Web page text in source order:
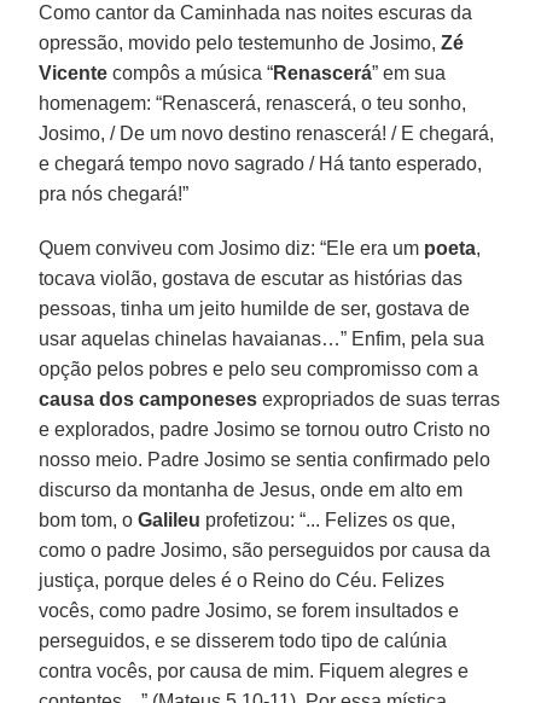
Como cantor da Caminhada nas noites escuras da
opressão, movido pelo testemunho de Josimo,Zé
Vicente compôs a música “Renascerá” em sua
homenagem: “Renascerá, renascerá, o teu sonho,
Josimo, / De um novo destino renascerá! / E chegará,
e chegará tempo novo sagrado / Há tanto esperado,
pra nós chegará!”
Quem conviveu com Josimo diz: “Ele era um poeta,
tocava violão, gostava de escutar as histórias das
pessoas, tinha um jeito humilde de ser, gostava de
usar aquelas chinelas havaianas…” Enfim, pela sua
opção pelos pobres e pelo seu compromisso com a
causa dos camponeses expropriados de suas terras
e explorados, padre Josimo se tornou outro Cristo no
nosso meio. Padre Josimo se sentia confirmado pelo
discurso da montanha de Jesus, onde em alto em
bom tom, oGalileu profetizou: “... Felizes os que,
como o padre Josimo, são perseguidos por causa da
justiça, porque deles é o Reino do Céu. Felizes
vocês, como padre Josimo, se forem insultados e
perseguidos, e se disserem todo tipo de calúnia
contra vocês, por causa de mim. Fiquem alegres e